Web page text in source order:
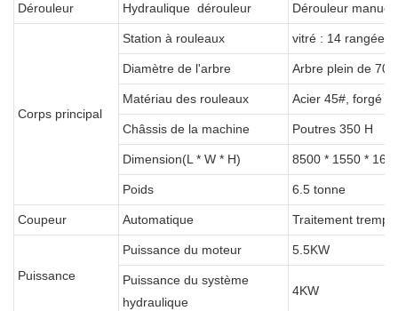
Dérouleur Hydraulique dérouleur Dérouleur
Corps principal
Station à rouleaux vitré : 14
Diamètre de l'arbre Arbre plein de 70
Matériau des rouleaux Acier 45#, forgé
Châssis de la machine Poutres 350 H
Dimension(L * W * H) 8500 * 1550 *
Poids 6.5 tonne
Coupeur Automatique Traitement
Puissance
Puissance du moteur 5.5KW
Puissance du système
hydraulique
4KW